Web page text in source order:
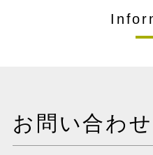
お問い合わ